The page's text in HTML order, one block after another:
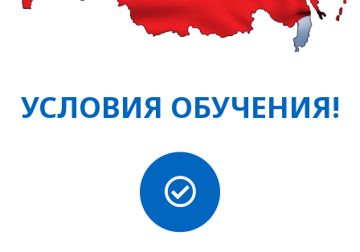
УСЛОВИЯ ОБУЧЕНИЯ!